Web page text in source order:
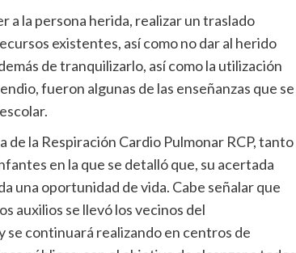
a la persona herida, realizar un traslado
existentes, así como no dar al herido
de tranquilizarlo, así como la utilización
fueron algunas de las enseñanzas que se
de la Respiración Cardio Pulmonar RCP, tanto
en la que se detalló que, su acertada
una oportunidad de vida. Cabe señalar que
auxilios se llevó los vecinos del
continuará realizando en centros de